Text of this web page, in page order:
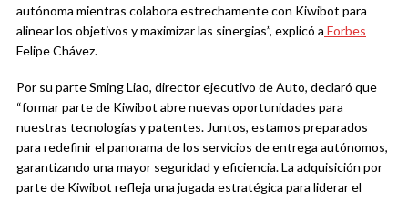
autónoma mientras colabora estrechamente con Kiwibot para
alinear los objetivos y maximizar las sinergias”, explicó a Forbes
Felipe Chávez.
Por su parte Sming Liao, director ejecutivo de Auto, declaró que
“formar parte de Kiwibot abre nuevas oportunidades para
nuestras tecnologías y patentes. Juntos, estamos preparados
para redefinir el panorama de los servicios de entrega autónomos,
garantizando una mayor seguridad y eficiencia. La adquisición por
parte de Kiwibot refleja una jugada estratégica para liderar el